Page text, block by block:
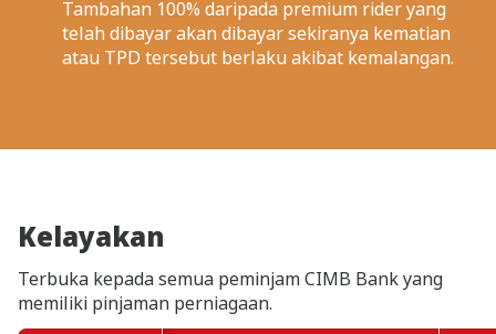
Tambahan 100% daripada premium rider yang
telah dibayar akan dibayar sekiranya kematian
atau TPD tersebut berlaku akibat kemalangan.
Kelayakan
Terbuka kepada semua peminjam CIMB Bank yang
memiliki pinjaman perniagaan.